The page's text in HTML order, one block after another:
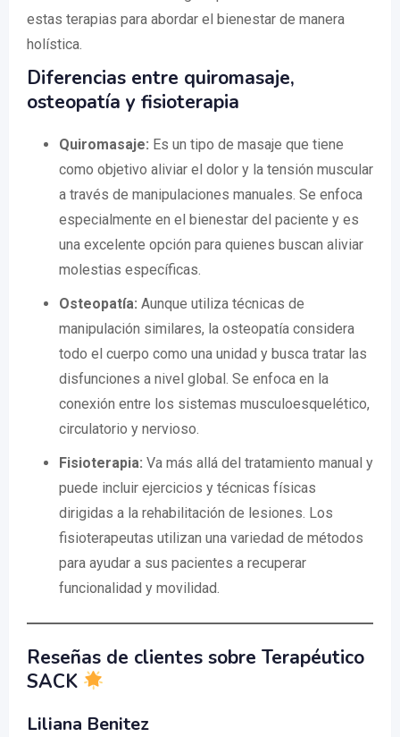
estas terapias para abordar el bienestar de manera
holística.
Diferencias entre quiromasaje,
osteopatía y fisioterapia
Quiromasaje: Es un tipo de masaje que tiene
como objetivo aliviar el dolor y la tensión muscular
a través de manipulaciones manuales. Se enfoca
especialmente en el bienestar del paciente y es
una excelente opción para quienes buscan aliviar
molestias específicas.
Osteopatía: Aunque utiliza técnicas de
manipulación similares, la osteopatía considera
todo el cuerpo como una unidad y busca tratar las
disfunciones a nivel global. Se enfoca en la
conexión entre los sistemas musculoesquelético,
circulatorio y nervioso.
Fisioterapia: Va más allá del tratamiento manual y
puede incluir ejercicios y técnicas físicas
dirigidas a la rehabilitación de lesiones. Los
fisioterapeutas utilizan una variedad de métodos
para ayudar a sus pacientes a recuperar
funcionalidad y movilidad.
Reseñas de clientes sobre Terapéutico
SACK
Liliana Benitez